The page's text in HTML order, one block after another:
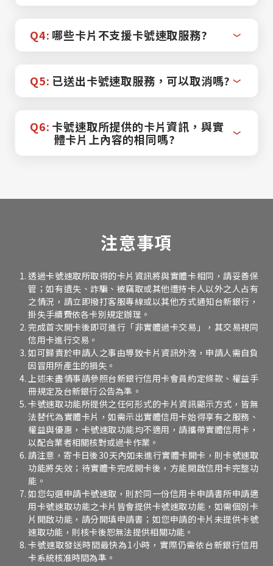
Q4: 哪些卡片不支援卡號速取服務?
Q5: 已送出卡號速取服務，可以取消嗎?
Q6: 卡號速取所提供的卡片資訊，與實
體卡片上內容的相同嗎?
注意事項
透過卡號速取所取得的卡片資訊將與實體卡相同，請妥善保
管；如有遺失、詐騙、被竊取或其他遭持卡人以外之人占有
之情況，請立即撥打客服專線或以其他方式通知台新銀行，
掛失手續費依各卡別規定辦理。
完成首次開卡後即可進行「非實體過卡交易」，其交易視同
信用卡進行交易。
如可歸責於申請人之事由導致卡片資訊外洩，申請人需自負
因冒用所產生的損失。
上述未盡情事請參照台新銀行信用卡會員約定條款、權益手
冊規定及台新銀行公告為準。
卡號速取功能所提供之任何形式的卡片資訊顯示方式，皆無
法替代為實體卡片，如需示出實體信用卡始得享有之服務、
權益與優惠，卡號速取功能均不適用，請攜帶實體信用卡，
以配合業者相關核對或過卡作業。
請注意，寄卡日後30天內如未進行實體卡開卡，則卡號速取
功能將失效；待實體卡完成開卡後，方能開啟信用卡完整功
能。
如您勾選申請卡號速取，則於同一份信用卡申請書所申請適
用卡號速取功能之卡片皆會提供卡號速取功能，如需個別卡
片開啟功能，請分開填申請書；如您申請的卡片未提供卡號
速取功能，則核卡後恕無法提供相關功能。
卡號速取發送時間最快為1小時，實際仍需依台新銀行信用
卡系統核准時間為準。